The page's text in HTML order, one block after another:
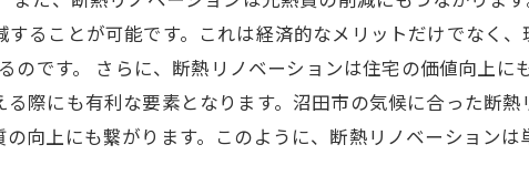
ることが可能です。これは経済的なメリットだけでなく
のです。 さらに、断熱リノベーションは住宅の価値向上に
際にも有利な要素となります。沼田市の気候に合った断
向上にも繋がります。このように、断熱リノベーション